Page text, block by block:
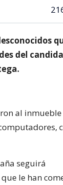
del
al inmueble
seguirá
le han